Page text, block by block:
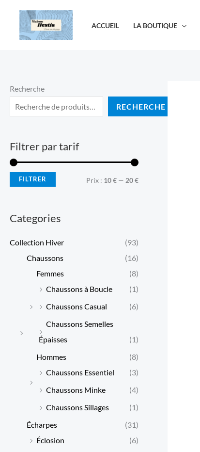
contenu
ACCUEIL LA BOUTIQUE
Recherche
RECHERCHE
Filtrer par tarif
PP
FILTRER Prix : 10 € — 20 €
Categories
Collection Hiver
(93)
Chaussons
(16)
Femmes
(8)
Chaussons à Boucle
(1)
Chaussons Casual
(6)
Chaussons Semelles
Épaisses
(1)
Hommes
(8)
Chaussons Essentiel
(3)
Chaussons Minke
(4)
Chaussons Sillages
(1)
Écharpes
(31)
Éclosion
(6)